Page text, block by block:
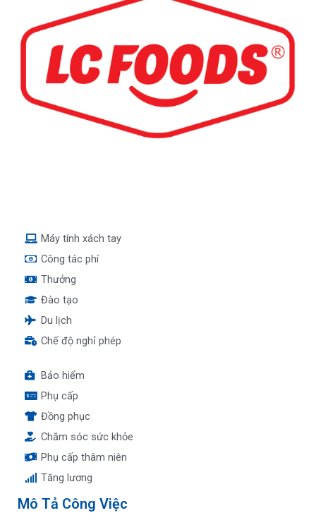
Máy tính xách tay
Công tác phí
Thưởng
Đào tạo
Du lịch
Chế độ nghỉ phép
Bảo hiểm
Phụ cấp
Đồng phục
Chăm sóc sức khỏe
Phụ cấp thâm niên
Tăng lương
Mô Tả Công Việc